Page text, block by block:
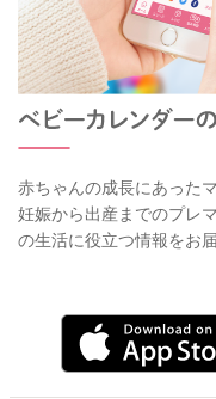
赤ちゃんの成長にあった
妊娠から出産までのプレ
の生活に役立つ情報をお届